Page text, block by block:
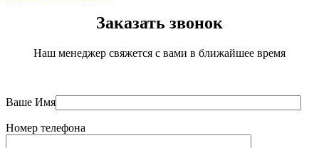
Заказать звонок
Наш менеджер свяжется с вами в ближайшее время
Ваше Имя
Номер телефона